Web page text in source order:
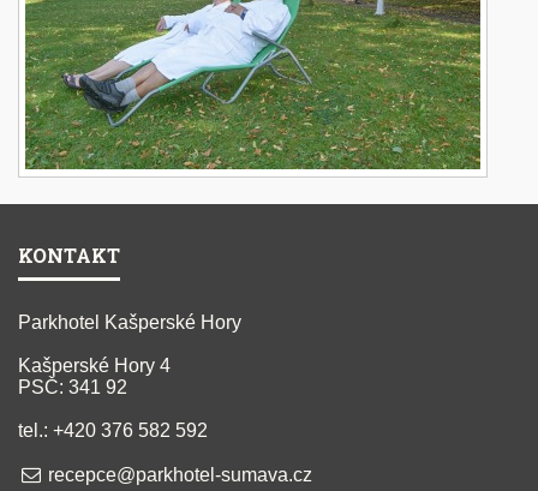
KONTAKT
Parkhotel Kašperské Hory
Kašperské Hory 4
PSČ: 341 92
tel.: +420 376 582 592
recepce@parkhotel-sumava.cz